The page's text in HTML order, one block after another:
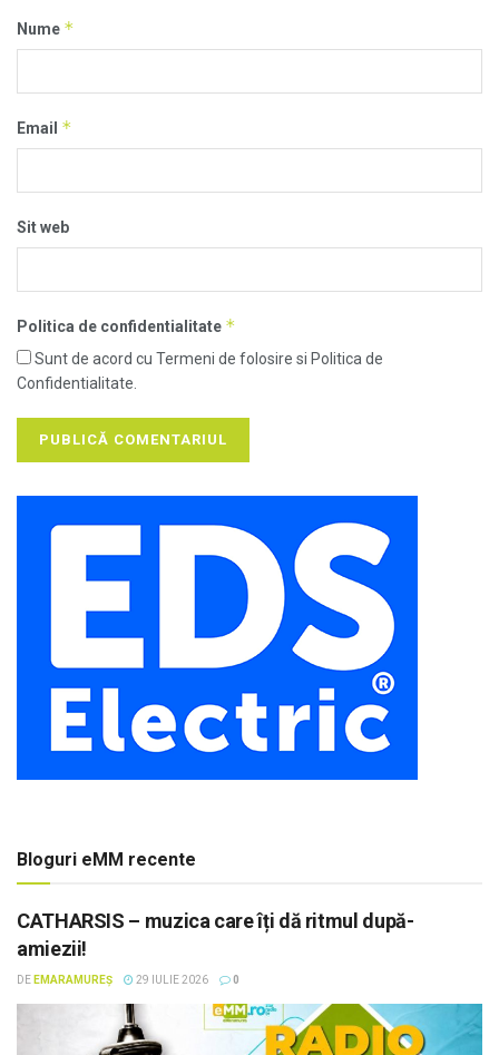
Nume *
Email *
Sit web
Politica de confidentialitate *
Sunt de acord cu Termeni de folosire si Politica de
Confidentialitate.
Bloguri eMM recente
CATHARSIS – muzica care îți dă ritmul după-
amiezii!
DE EMARAMUREȘ 29 IULIE 2026 0